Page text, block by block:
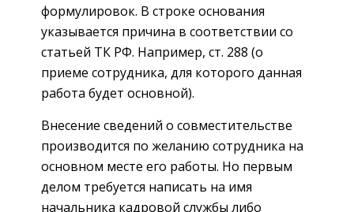
формулировок. В строке основания
указывается причина в соответствии со
статьей ТК РФ. Например, ст. 288 (о
приеме сотрудника, для которого данная
работа будет основной).
Внесение сведений о совместительстве
производится по желанию сотрудника на
основном месте его работы. Но первым
делом требуется написать на имя
начальника кадровой службы либо